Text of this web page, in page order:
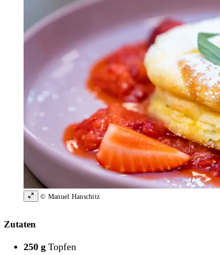
© Manuel Hanschitz
Zutaten
250 g Topfen